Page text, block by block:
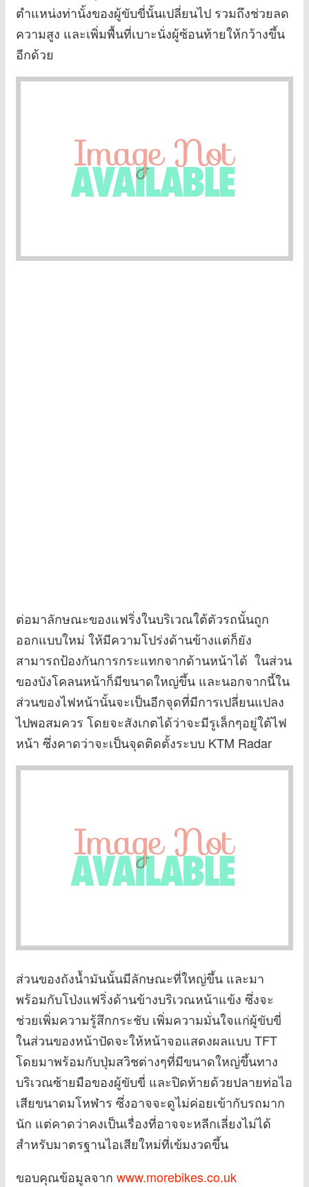
ตำแหน่งท่านั้งของผู้ขับขี่นั้นเปลี่ยนไป รวมถึงช่วยลด
ความสูง และเพิ่มพื้นที่เบาะนั่งผู้ซ้อนท้ายให้กว้างขึ้น
อีกด้วย
ต่อมาลักษณะของแฟริ่งในบริเวณใต้ตัวรถนั้นถูก
ออกแบบใหม่ ให้มีความโปร่งด้านข้างแต่ก็ยัง
สามารถป้องกันการกระแทกจากด้านหน้าได้ ในส่วน
ของบังโคลนหน้าก็มีขนาดใหญ่ขึ้น และนอกจากนี้ใน
ส่วนของไฟหน้านั้นจะเป็นอีกจุดที่มีการเปลี่ยนแปลง
ไปพอสมควร โดยจะสังเกตได้ว่าจะมีรูเล็กๆอยู่ใต้ไฟ
หน้า ซึ่งคาดว่าจะเป็นจุดติดตั้งระบบ KTM Radar
ส่วนของถังน้ำมันนั้นมีลักษณะที่ใหญ่ขึ้น และมา
พร้อมกับโป่งแฟริ่งด้านข้างบริเวณหน้าแข้ง ซึ่งจะ
ช่วยเพิ่มความรู้สึกกระชับ เพิ่มความมั่นใจแก่ผู้ขับขี่
ในส่วนของหน้าปัดจะให้หน้าจอแสดงผลแบบ TFT
โดยมาพร้อมกับปุ่มสวิชต่างๆที่มีขนาดใหญ่ขึ้นทาง
บริเวณซ้ายมือของผู้ขับขี่ และปิดท้ายด้วยปลายท่อไอ
เสียขนาดมโหฬาร ซึ่งอาจจะดูไม่ค่อยเข้ากับรถมาก
นัก แต่คาดว่าคงเป็นเรื่องที่อาจจะหลีกเลี่ยงไม่ได้
สำหรับมาตรฐานไอเสียใหม่ที่เข้มงวดขึ้น
ขอบคุณข้อมูลจาก www.morebikes.co.uk